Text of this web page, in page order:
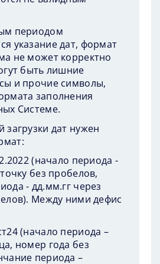
периодом
указание дат, формат
не может корректно
быть лишние
и прочие символы,
заполнения
Системе.
загрузки дат нужен
(начало периода -
без пробелов,
- дд.мм.гг через
Между ними дефис
(начало периода –
номер года без
периода –